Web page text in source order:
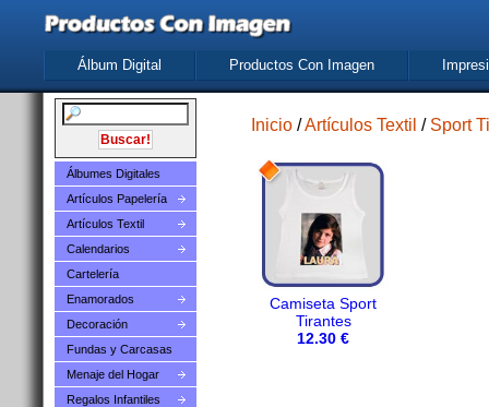
Álbum Digital Productos Con Imagen
Álbumes Digitales
Artículos Papelería
Artículos Textil
Calendarios
Cartelería
Enamorados
Decoración
Fundas y Carcasas
Menaje del Hogar
Regalos Infantiles
Inicio /Artículos Textil / Sport
Camiseta Sport
Tirantes
12.30 €